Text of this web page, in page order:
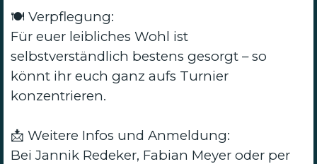
🍽 Verpflegung:
Für euer leibliches Wohl ist
selbstverständlich bestens gesorgt – so
könnt ihr euch ganz aufs Turnier
konzentrieren.
📩 Weitere Infos und Anmeldung:
Bei Jannik Redeker, Fabian Meyer oder per